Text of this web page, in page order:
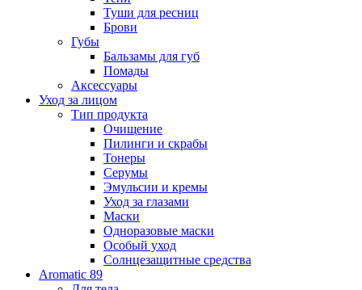
Туши для ресниц
Брови
Губы
Бальзамы для губ
Помады
Аксессуары
Уход за лицом
Тип продукта
Очищение
Пилинги и скрабы
Тонеры
Серумы
Эмульсии и кремы
Уход за глазами
Маски
Одноразовые маски
Особый уход
Солнцезащитные средства
Aromatic 89